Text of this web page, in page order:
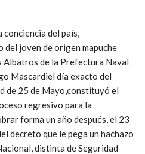
del país,
joven de origen mapuche
Albatros de la Prefectura Naval
Mascardiel día exacto del
de 25 de Mayo,constituyó el
regresivo para la
forma un año después, el 23
decreto que le pega un hachazo
distinta de Seguridad